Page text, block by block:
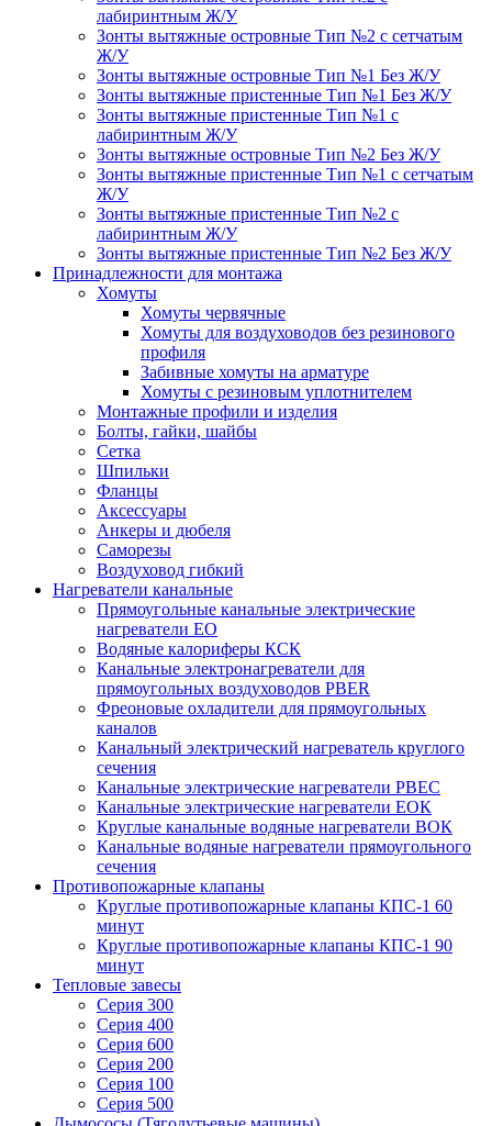
лабиринтным Ж/У
Зонты вытяжные островные Тип №2 с сетчатым
Ж/У
Зонты вытяжные островные Тип №1 Без Ж/У
Зонты вытяжные пристенные Тип №1 Без Ж/У
Зонты вытяжные пристенные Тип №1 с
лабиринтным Ж/У
Зонты вытяжные островные Тип №2 Без Ж/У
Зонты вытяжные пристенные Тип №1 с сетчатым
Ж/У
Зонты вытяжные пристенные Тип №2 с
лабиринтным Ж/У
Зонты вытяжные пристенные Тип №2 Без Ж/У
Принадлежности для монтажа
Хомуты
Хомуты червячные
Хомуты для воздуховодов без резинового
профиля
Забивные хомуты на арматуре
Хомуты с резиновым уплотнителем
Монтажные профили и изделия
Болты, гайки, шайбы
Сетка
Шпильки
Фланцы
Аксессуары
Анкеры и дюбеля
Саморезы
Воздуховод гибкий
Нагреватели канальные
Прямоугольные канальные электрические
нагреватели EO
Водяные калориферы КСК
Канальные электронагреватели для
прямоугольных воздуховодов PBER
Фреоновые охладители для прямоугольных
каналов
Канальный электрический нагреватель круглого
сечения
Канальные электрические нагреватели PBEC
Канальные электрические нагреватели ЕОК
Круглые канальные водяные нагреватели ВОК
Канальные водяные нагреватели прямоугольного
сечения
Противопожарные клапаны
Круглые противопожарные клапаны КПС-1 60
минут
Круглые противопожарные клапаны КПС-1 90
минут
Тепловые завесы
Серия 300
Серия 400
Серия 600
Серия 200
Серия 100
Серия 500